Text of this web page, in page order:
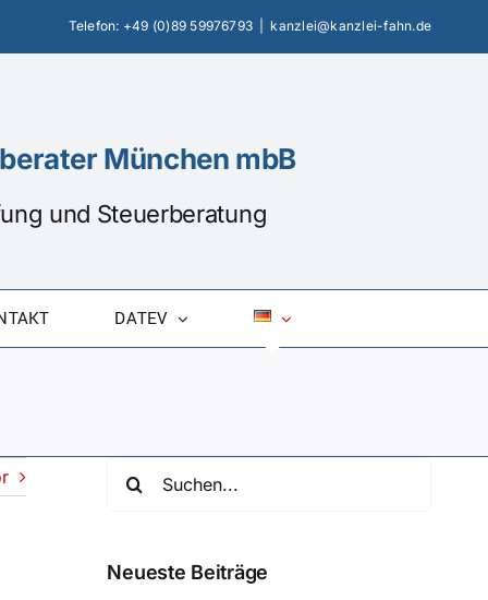
Telefon: +49 (0)89 59976793 kanzlei@kanzlei-fahn.de
München mbB
und Steuerberatung
DATEV
nach:
Neueste Beiträge